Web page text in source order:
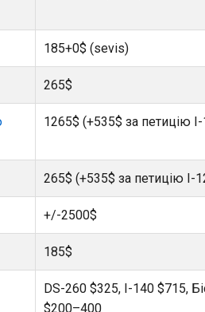
185+0$ (sevis)
265$
1265$ (+535$ за петицію
265$ (+535$ за петицію I-
+/-2500$
185$
DS-260 $325, I-140 $715,
$200–400